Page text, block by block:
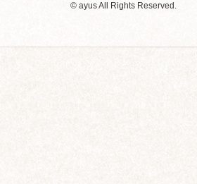
© ayus All Rights Reserved.